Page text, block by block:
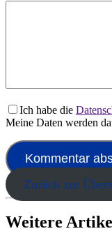
Ich habe die
Meine Daten werden
Zurück zur
Weitere